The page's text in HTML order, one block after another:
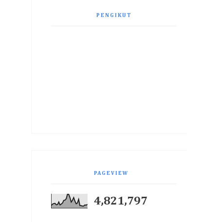
PENGIKUT
PAGEVIEW
4,821,797